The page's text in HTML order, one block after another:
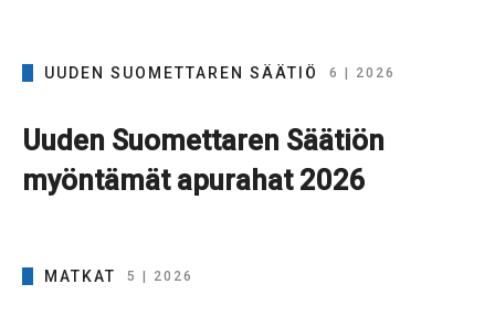
UUDEN SUOMETTAREN SÄÄTIÖ 6 | 2026
Uuden Suomettaren Säätiön
myöntämät apurahat 2026
MATKAT 5 | 2026